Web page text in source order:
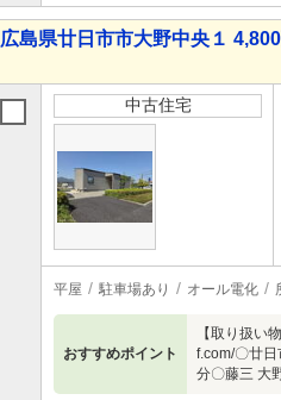
広島県廿日市市大野中央１
中古住宅
平屋 駐車場あり オール電化
おすすめポイント
【取り扱い
f.com/〇廿
分〇藤三 大